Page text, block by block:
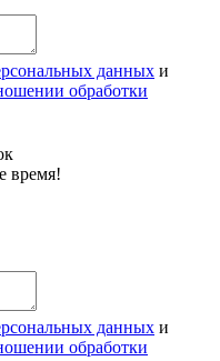
данных и
обработки
время!
данных и
обработки